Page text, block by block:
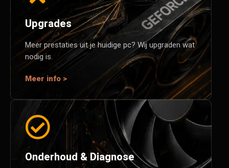
Upgrades
Meer prestaties uit je huidige pc? Wij upgraden wat
nodig is.
Meer info >
Onderhoud & Diagnose